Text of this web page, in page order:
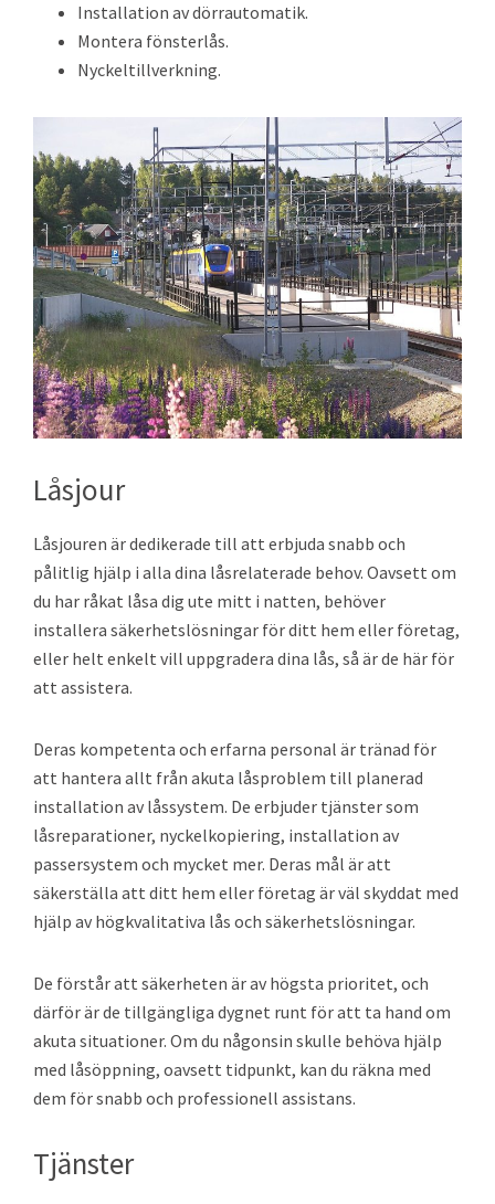
Installation av dörrautomatik.
Montera fönsterlås.
Nyckeltillverkning.
Låsjour
Låsjouren är dedikerade till att erbjuda snabb och
pålitlig hjälp i alla dina låsrelaterade behov. Oavsett om
du har råkat låsa dig ute mitt i natten, behöver
installera säkerhetslösningar för ditt hem eller företag,
eller helt enkelt vill uppgradera dina lås, så är de här för
att assistera.
Deras kompetenta och erfarna personal är tränad för
att hantera allt från akuta låsproblem till planerad
installation av låssystem. De erbjuder tjänster som
låsreparationer, nyckelkopiering, installation av
passersystem och mycket mer. Deras mål är att
säkerställa att ditt hem eller företag är väl skyddat med
hjälp av högkvalitativa lås och säkerhetslösningar.
De förstår att säkerheten är av högsta prioritet, och
därför är de tillgängliga dygnet runt för att ta hand om
akuta situationer. Om du någonsin skulle behöva hjälp
med låsöppning, oavsett tidpunkt, kan du räkna med
dem för snabb och professionell assistans.
Tjänster